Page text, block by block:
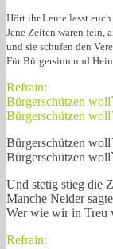
Hört ihr Leute lasst euch
Jene Zeiten waren fein,
und sie schufen den
Für Bürgersinn und
Refrain:
Bürgerschützen
Bürgerschützen
Bürgerschützen
Bürgerschützen
Und stetig stieg die
Manche Neider
Wer wie wir in Treu
Refrain: